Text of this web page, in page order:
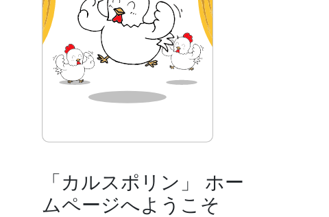
「カルスポリン」 ホー
ムページへようこそ